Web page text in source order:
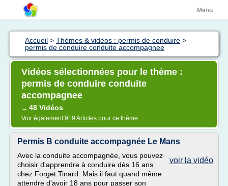
Menu
Accueil > Thèmes & vidéos : permis de conduire >
permis de conduire conduite accompagnee
Vidéos sélectionnées pour le thème :
permis de conduire conduite
accompagnee
→ 48 Vidéos
Voir également919 Articles pour ce thème
Permis B conduite accompagnée Le Mans
voir la vidéo
Avec la conduite accompagnée, vous pouvez
choisir d'apprendre à conduire dès 16 ans
chez Forget Tinard. Mais il faut quand même
attendre d'avoir 18 ans pour passer son